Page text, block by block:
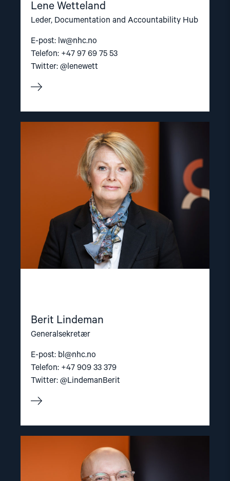
Lene Wetteland
Leder, Documentation and Accountability Hub
E-post: lw@nhc.no
Telefon: +47 97 69 75 53
Twitter: @lenewett
Berit Lindeman
Generalsekretær
E-post: bl@nhc.no
Telefon: +47 909 33 379
Twitter: @LindemanBerit
article
"Berit
Lindeman"
article
"Dag
Fedøy"